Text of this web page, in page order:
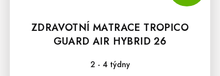
ZDRAVOTNÍ MATRACE TROPICO
GUARD AIR HYBRID 26
2 - 4 týdny